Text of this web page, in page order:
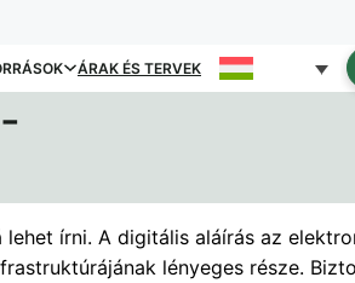
ÁRAK ÉS TERVEK
írni. A digitális aláírás az
lényeges része.